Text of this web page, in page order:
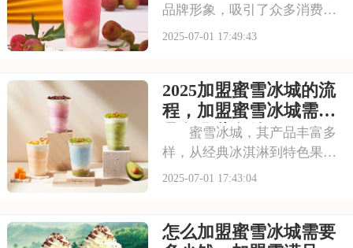
品牌形象，吸引了众多消费者
的目光。其成熟的运营模式和
冰城需要投入多少费用呢？以
下是开一家蜜雪冰城需要投资
多少钱，加盟蜜雪冰
2025-07-01 17:49:43
2025加盟蜜雪冰城的流
程，加盟蜜雪冰城需要
具备哪些条件
蜜雪冰城，其产品丰富多
样，从经典冰淇淋到特色果
茶，满足不同消费者口味。门
力和市场潜力，让众多投资者
2025-07-01 17:43:04
怎么加盟蜜雪冰城需要